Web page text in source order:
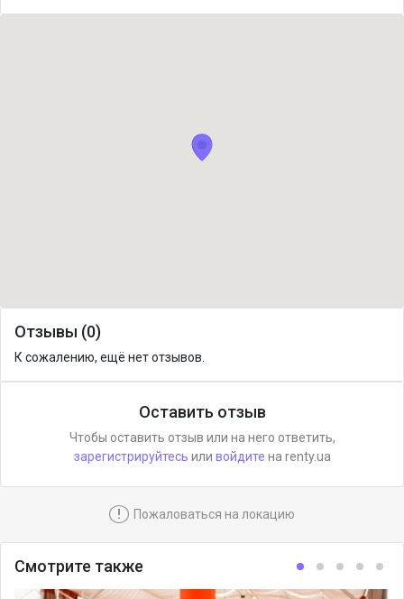
Отзывы (0)
К сожалению, ещё нет отзывов.
Оставить отзыв
Чтобы оставить отзыв или на него ответить,
зарегистрируйтесь или войдите на renty.ua
! Пожаловаться на локацию
Смотрите также